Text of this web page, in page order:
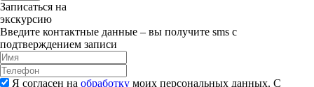
Записаться на
экскурсию
Введите контактные данные – вы получите sms с
подтверждением записи
Я согласен на обработку моих персональных данных. С